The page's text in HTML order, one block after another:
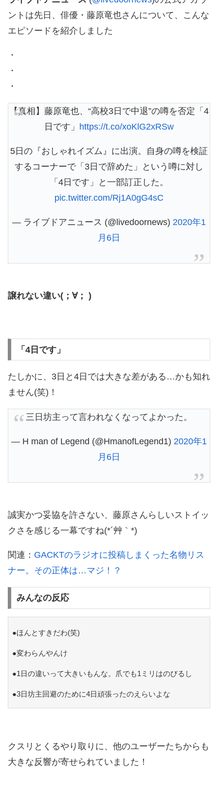
ントは先日、俳優・藤原竜也さんについて、こんな
エピソードを紹介しました
・
・
・
【真相】藤原竜也、“高校3日で中退”の噂を否定「4
日です」 https://t.co/xoKlG2xRSw
5日の『おしゃれイズム』に出演。自身の噂を検証
するコーナーで「3日で辞めた」という噂に対し
「4日です」と一部訂正した。
pic.twitter.com/Rj1A0gG4sC
— ライブドアニュース (@livedoornews) 2020年1
月6日
譲れない違い(；∀； )
「4日です」
たしかに、3日と4日では大きな差がある…かも知れ
ません(笑)！
三日坊主って言われなくなってよかった。
— H man of Legend (@HmanofLegend1) 2020年1
月6日
誠実かつ妥協を許さない、藤原さんらしいストイッ
クさを感じる一幕ですね(*´艸｀*)
関連： GACKTのラジオに投稿しまくった名物リス
ナー。その正体は…マジ！？
みんなの反応
●ほんとすきだわ(笑)
●変わらんやんけ
●1日の違いって大きいもんな。爪でも1ミリはのびるし
●3日坊主回避のために4日頑張ったのえらいよな
クスリとくるやり取りに、他のユーザーたちからも
大きな反響が寄せられていました！